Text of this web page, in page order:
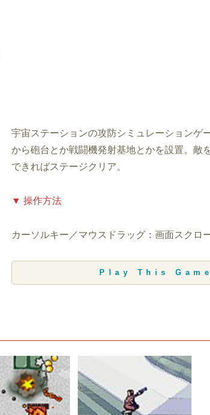
宇宙ステーションの攻防シミュレーションゲ
から砲台とか戦闘機発射基地とかを設置。敵
できればステージクリア。
▼ 操作方法
カーソルキー／マウスドラッグ：画面スクロ
Play This